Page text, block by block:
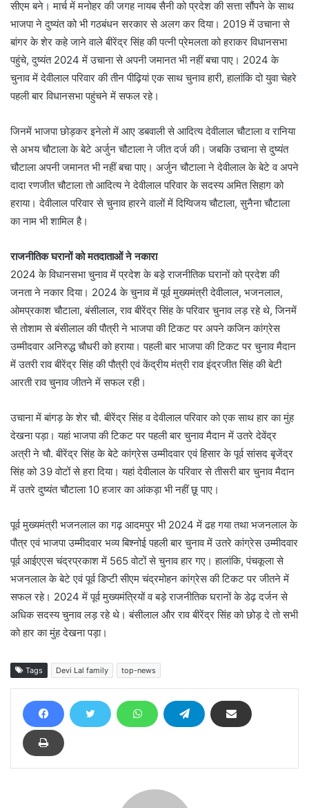
सीएम बने। मार्च में मनोहर की जगह नायब सैनी को प्रदेश की सत्ता सौंपने के साथ
भाजपा ने दुष्यंत को भी गठबंधन सरकार से अलग कर दिया। 2019 में उचाना से
बांगर के शेर कहे जाने वाले बीरेंद्र सिंह की पत्नी प्रेमलता को हराकर विधानसभा
पहुंचे, दुष्यंत 2024 में उचाना से अपनी जमानत भी नहीं बचा पाए। 2024 के
चुनाव में देवीलाल परिवार की तीन पीढ़ियां एक साथ चुनाव हारी, हालांकि दो युवा चेहरे
पहली बार विधानसभा पहुंचने में सफल रहे।
जिनमें भाजपा छोड़कर इनेलो में आए डबवाली से आदित्य देवीलाल चौटाला व रानिया
से अभय चौटाला के बेटे अर्जुन चौटाला ने जीत दर्ज की। जबकि उचाना से दुष्यंत
चौटाला अपनी जमानत भी नहीं बचा पाए। अर्जुन चौटाला ने देवीलाल के बेटे व अपने
दादा रणजीत चौटाला तो आदित्य ने देवीलाल परिवार के सदस्य अमित सिहाग को
हराया। देवीलाल परिवार से चुनाव हारने वालों में दिग्विजय चौटाला, सुनैना चौटाला
का नाम भी शामिल है।
राजनीतिक घरानों को मतदाताओं ने नकारा
2024 के विधानसभा चुनाव में प्रदेश के बड़े राजनीतिक घरानों को प्रदेश की
जनता ने नकार दिया। 2024 के चुनाव में पूर्व मुख्यमंत्री देवीलाल, भजनलाल,
ओमप्रकाश चौटाला, बंसीलाल, राव बीरेंद्र सिंह के परिवार चुनाव लड़ रहे थे, जिनमें
से तोशाम से बंसीलाल की पौत्री ने भाजपा की टिकट पर अपने कजिन कांग्रेस
उम्मीदवार अनिरुद्ध चौधरी को हराया। पहली बार भाजपा की टिकट पर चुनाव मैदान
में उतरी राव बीरेंद्र सिंह की पौत्री एवं केंद्रीय मंत्री राव इंद्रजीत सिंह की बेटी
आरती राव चुनाव जीतने में सफल रही।
उचाना में बांगड़ के शेर चौ. बीरेंद्र सिंह व देवीलाल परिवार को एक साथ हार का मुंह
देखना पड़ा। यहां भाजपा की टिकट पर पहली बार चुनाव मैदान में उतरे देवेंद्र
अत्री ने चौ. बीरेंद्र सिंह के बेटे कांग्रेस उम्मीदवार एवं हिसार के पूर्व सांसद बृजेंद्र
सिंह को 39 वोटों से हरा दिया। यहां देवीलाल के परिवार से तीसरी बार चुनाव मैदान
में उतरे दुष्यंत चौटाला 10 हजार का आंकड़ा भी नहीं छू पाए।
पूर्व मुख्यमंत्री भजनलाल का गढ़ आदमपुर भी 2024 में ढह गया तथा भजनलाल के
पौत्र एवं भाजपा उम्मीदवार भव्य बिश्नोई पहली बार चुनाव में उतरे कांग्रेस उम्मीदवार
पूर्व आईएएस चंद्रप्रकाश में 565 वोटों से चुनाव हार गए। हालांकि, पंचकूला से
भजनलाल के बेटे एवं पूर्व डिप्टी सीएम चंद्रमोहन कांग्रेस की टिकट पर जीतने में
सफल रहे। 2024 में पूर्व मुख्यमंत्रियों व बड़े राजनीतिक घरानों के डेढ़ दर्जन से
अधिक सदस्य चुनाव लड़ रहे थे। बंसीलाल और राव बीरेंद्र सिंह को छोड़ दे तो सभी
को हार का मुंह देखना पड़ा।
Tags Devi Lal family top-news